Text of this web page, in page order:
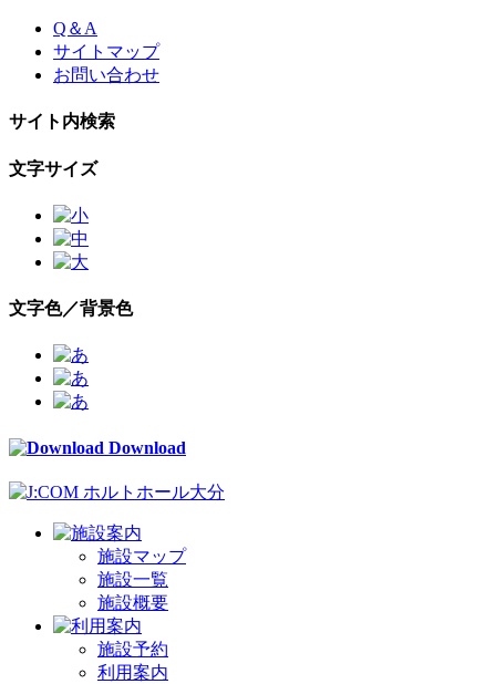
Skip
content
Q＆A
サイトマップ
お問い合わせ
サイト内検索
文字サイズ
文字色／背景色
Download
施設マップ
施設一覧
施設概要
施設予約
利用案内